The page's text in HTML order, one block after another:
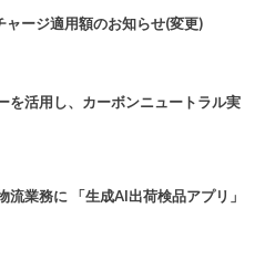
ージ適用額のお知らせ(変更)
を活用し、カーボンニュートラル実
業務に 「生成AI出荷検品アプリ」